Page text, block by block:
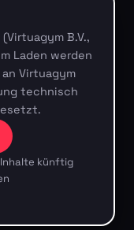
(Virtuagym B.V.,
Laden werden
Virtuagym
technisch
künftig